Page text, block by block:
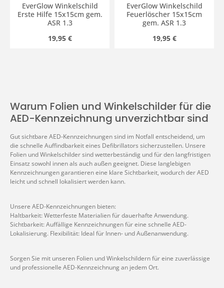
EverGlow Winkelschild
Erste Hilfe 15x15cm gem.
ASR 1.3
Regulärer Preis:
19,95 €
EverGlow Winkelschild
Feuerlöscher 15x15cm
gem. ASR 1.3
Regulärer Preis:
19,95 €
Warum Folien und Winkelschilder für die
AED-Kennzeichnung unverzichtbar sind
Gut sichtbare AED-Kennzeichnungen sind im Notfall entscheidend, um
die schnelle Auffindbarkeit eines Defibrillators sicherzustellen. Unsere
Folien und Winkelschilder sind wetterbeständig und für den langfristigen
Einsatz sowohl innen als auch außen geeignet. Diese langlebigen
Kennzeichnungen garantieren eine klare Sichtbarkeit, wodurch der AED
leicht und schnell lokalisiert werden kann.
Unsere AED-Kennzeichnungen bieten:
Haltbarkeit: Wetterfeste Materialien für dauerhafte Anwendung.
Sichtbarkeit: Auffällige Kennzeichnungen für eine schnelle AED-
Lokalisierung. Flexibilität: Ideal für Innen- und Außenanwendung.
Sorgen Sie mit unseren Folien und Winkelschildern für eine zuverlässige
und professionelle AED-Kennzeichnung an jedem Ort.